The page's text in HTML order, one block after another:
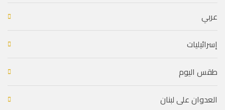
عربي
إسرائيليات
طقس اليوم
العدوان على لبنان